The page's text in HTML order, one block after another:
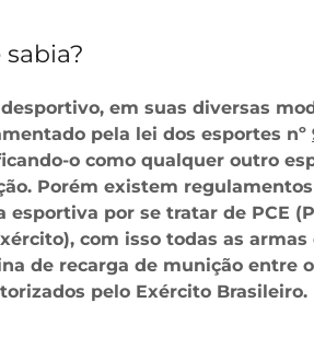
sabia?
em suas diversas
pela lei dos esportes nº
o como qualquer outro
Porém existem
esportiva por se tratar de PCE
com isso todas as
de recarga de munição entre
pelo Exército Brasileiro.